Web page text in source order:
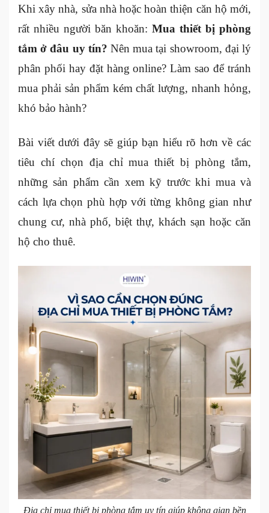
Khi xây nhà, sửa nhà hoặc hoàn thiện căn hộ mới,
rất nhiều người băn khoăn: Mua thiết bị phòng
tắm ở đâu uy tín? Nên mua tại showroom, đại lý
phân phối hay đặt hàng online? Làm sao để tránh
mua phải sản phẩm kém chất lượng, nhanh hỏng,
khó bảo hành?
Bài viết dưới đây sẽ giúp bạn hiểu rõ hơn về các
tiêu chí chọn địa chỉ mua thiết bị phòng tắm,
những sản phẩm cần xem kỹ trước khi mua và
cách lựa chọn phù hợp với từng không gian như
chung cư, nhà phố, biệt thự, khách sạn hoặc căn
hộ cho thuê.
Địa chỉ mua thiết bị phòng tắm uy tín giúp không gian bền